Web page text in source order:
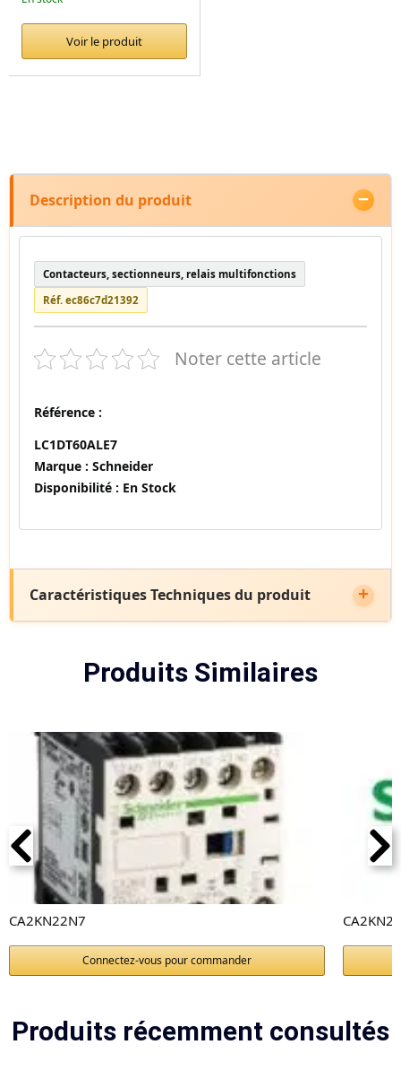
Voir le produit
Description du produit
Contacteurs, sectionneurs, relais multifonctions
Réf. ec86c7d21392
Noter cette article
Référence :
LC1DT60ALE7
Marque : Schneider
Disponibilité : En Stock
Caractéristiques Techniques du produit
Produits Similaires
CA2KN22N7
Connectez-vous pour commander
Produits récemment consultés